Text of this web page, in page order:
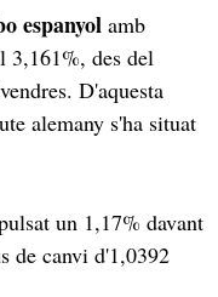
espanyol amb
3,161%, des del
D'aquesta
alemany s'ha situat
un 1,17% davant
de canvi d'1,0392